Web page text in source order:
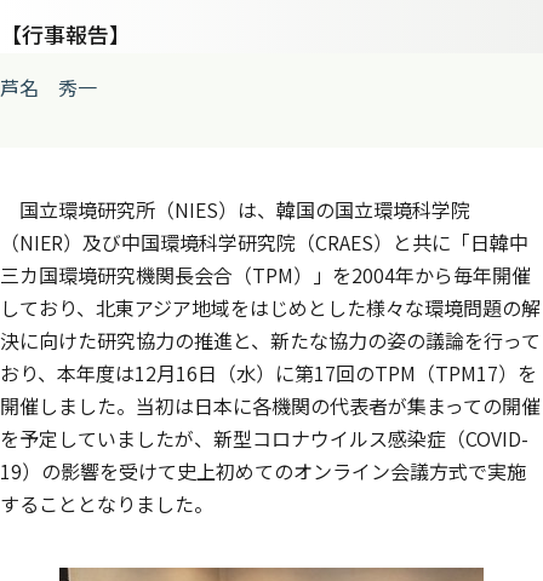
【行事報告】
芦名 秀一
国立環境研究所（NIES）は、韓国の国立環境科学院
（NIER）及び中国環境科学研究院（CRAES）と共に「日韓中
三カ国環境研究機関長会合（TPM）」を2004年から毎年開催
しており、北東アジア地域をはじめとした様々な環境問題の解
決に向けた研究協力の推進と、新たな協力の姿の議論を行って
おり、本年度は12月16日（水）に第17回のTPM（TPM17）を
開催しました。当初は日本に各機関の代表者が集まっての開催
を予定していましたが、新型コロナウイルス感染症（COVID-
19）の影響を受けて史上初めてのオンライン会議方式で実施
することとなりました。